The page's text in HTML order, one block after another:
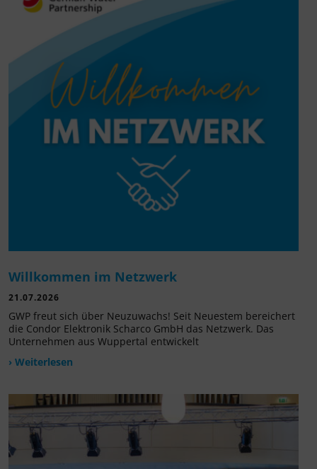
Willkommen im Netzwerk
21.07.2026
GWP freut sich über Neuzuwachs! Seit Neuestem bereichert
die Condor Elektronik Scharco GmbH das Netzwerk. Das
Unternehmen aus Wuppertal entwickelt
› Weiterlesen